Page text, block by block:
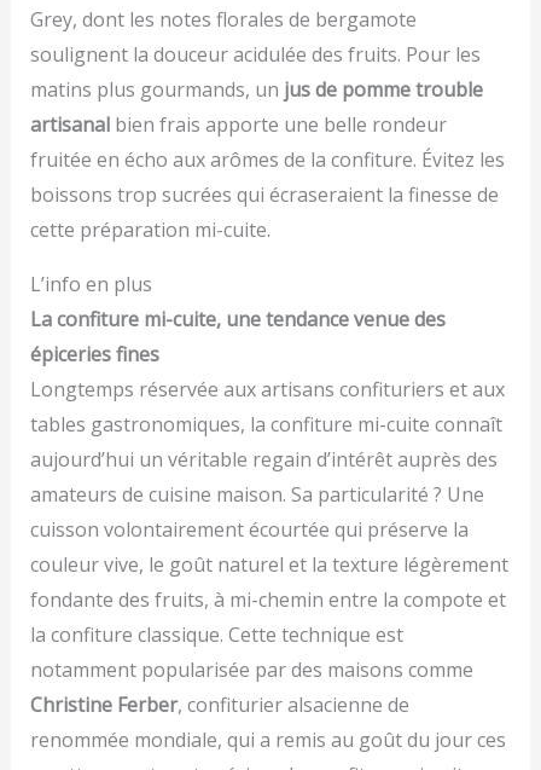
Grey, dont les notes florales de bergamote
soulignent la douceur acidulée des fruits. Pour les
matins plus gourmands, un jus de pomme trouble
artisanalbien frais apporte une belle rondeur
fruitée en écho aux arômes de la confiture. Évitez les
boissons trop sucrées qui écraseraient la finesse de
cette préparation mi-cuite.
L’info en plus
La confiture mi-cuite, une tendance venue des
épiceries fines
Longtemps réservée aux artisans confituriers et aux
tables gastronomiques, la confiture mi-cuite connaît
aujourd’hui un véritable regain d’intérêt auprès des
amateurs de cuisine maison. Sa particularité ? Une
cuisson volontairement écourtée qui préserve la
couleur vive, le goût naturel et la texture légèrement
fondante des fruits, à mi-chemin entre la compote et
la confiture classique. Cette technique est
notamment popularisée par des maisons comme
Christine Ferber, confiturier alsacienne de
renommée mondiale, qui a remis au goût du jour ces